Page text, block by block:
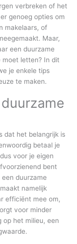
verbreken of het
genoeg opties om
makelaars, of
Maar,
een duurzame
moet letten? In dit
je enkele tips
te maken.
dat het belangrijk is
betaal je
voor je eigen
bent
duurzame
namelijk
efficiënt mee om,
voor minder
op het milieu, een